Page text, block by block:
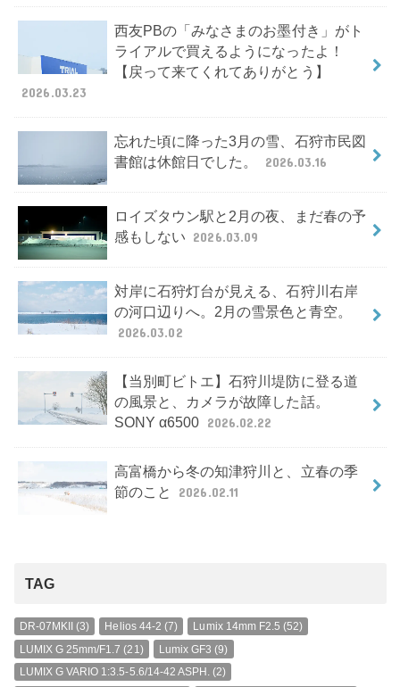
西友PBの「みなさまのお墨付き」がト
ライアルで買えるようになったよ！
【戻って来てくれてありがとう】
2026.03.23
忘れた頃に降った3月の雪、石狩市民図
書館は休館日でした。
2026.03.16
ロイズタウン駅と2月の夜、まだ春の予
感もしない 2026.03.09
対岸に石狩灯台が見える、石狩川右岸
の河口辺りへ。2月の雪景色と青空。
2026.03.02
【当別町ビトエ】石狩川堤防に登る道
の風景と、カメラが故障した話。
SONY α6500 2026.02.22
高富橋から冬の知津狩川と、立春の季
節のこと
2026.02.11
TAG
DR-07MKII (3) Helios 44-2 (7) Lumix 14mm F2.5 (52)
LUMIX G 25mm/F1.7 (21) Lumix GF3 (9)
LUMIX G VARIO 1:3.5-5.6/14-42 ASPH. (2)